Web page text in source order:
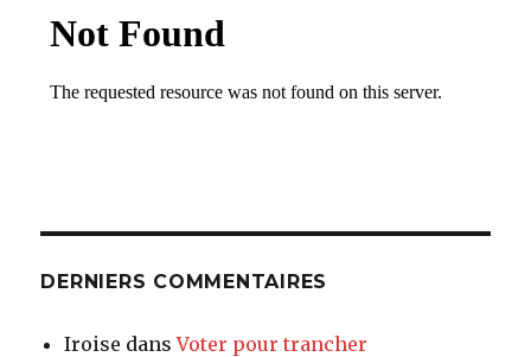
DERNIERS COMMENTAIRES
Iroise dansVoter pour trancher